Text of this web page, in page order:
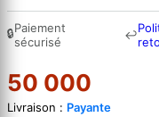
🔒Paiement
sécurisé
↩
50 000
Livraison : Payante